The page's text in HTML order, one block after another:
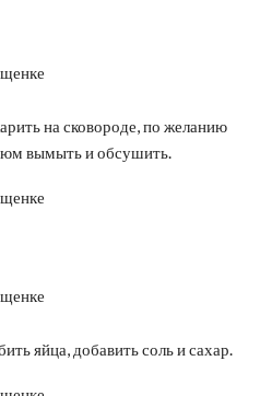
на сковороде, по желанию
вымыть и обсушить.
яйца, добавить соль и сахар.